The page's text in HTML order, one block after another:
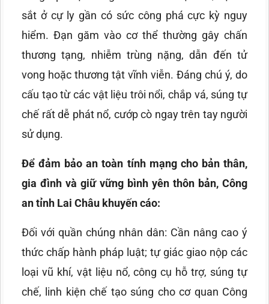
sắt ở cự ly gần có sức công phá cực kỳ nguy
hiểm. Đạn găm vào cơ thể thường gây chấn
thương tạng, nhiễm trùng nặng, dẫn đến tử
vong hoặc thương tật vĩnh viễn. Đáng chú ý, do
cấu tạo từ các vật liệu trôi nổi, chắp vá, súng tự
chế rất dễ phát nổ, cướp cò ngay trên tay người
sử dụng.
Để đảm bảo an toàn tính mạng cho bản thân,
gia đình và giữ vững bình yên thôn bản, Công
an tỉnh Lai Châu khuyến cáo:
Đối với quần chúng nhân dân: Cần nâng cao ý
thức chấp hành pháp luật; tự giác giao nộp các
loại vũ khí, vật liệu nổ, công cụ hỗ trợ, súng tự
chế, linh kiện chế tạo súng cho cơ quan Công